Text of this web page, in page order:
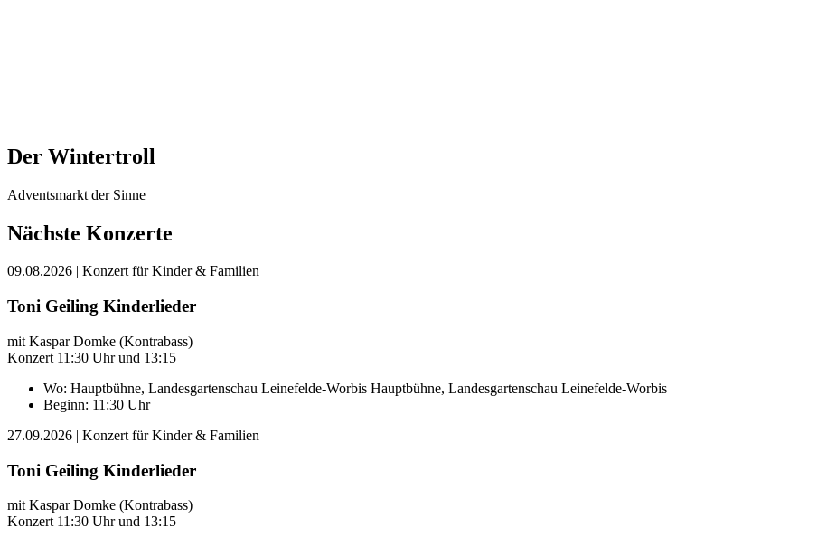
Der Wintertroll
Adventsmarkt der Sinne
Nächste Konzerte
09.08.2026 | Konzert für Kinder & Familien
Toni Geiling Kinderlieder
mit Kaspar Domke (Kontrabass)
Konzert 11:30 Uhr und 13:15
Wo: Hauptbühne, Landesgartenschau Leinefelde-Worbis Hauptbühne, Landesgartenschau Leinefelde-Worbis
Beginn: 11:30 Uhr
27.09.2026 | Konzert für Kinder & Familien
Toni Geiling Kinderlieder
mit Kaspar Domke (Kontrabass)
Konzert 11:30 Uhr und 13:15